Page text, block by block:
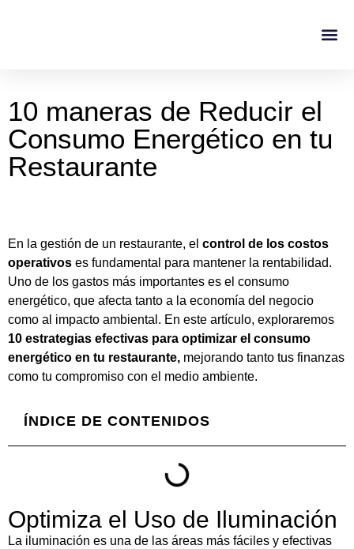
10 maneras de Reducir el
Consumo Energético en tu
Restaurante
En la gestión de un restaurante, el control de los costos
operativos es fundamental para mantener la rentabilidad.
Uno de los gastos más importantes es el consumo
energético, que afecta tanto a la economía del negocio
como al impacto ambiental. En este artículo, exploraremos
10 estrategias efectivas para optimizar el consumo
energético en tu restaurante, mejorando tanto tus finanzas
como tu compromiso con el medio ambiente.
ÍNDICE DE CONTENIDOS
Optimiza el Uso de Iluminación
La iluminación es una de las áreas más fáciles y efectivas